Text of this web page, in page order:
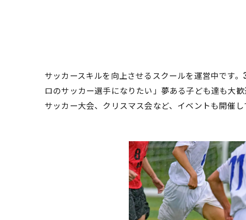
サッカースキルを向上させるスクールを運営中です
ロのサッカー選手になりたい」夢ある子ども達も大
サッカー大会、クリスマス会など、イベントも開催し